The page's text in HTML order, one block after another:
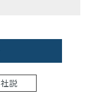
社説